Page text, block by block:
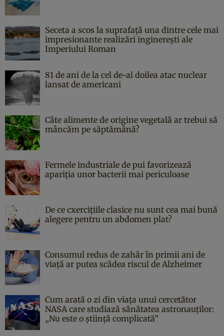
Seceta a scos la suprafață una dintre cele mai
impresionante realizări inginerești ale
Imperiului Roman
81 de ani de la cel de-al doilea atac nuclear
lansat de americani
Câte alimente de origine vegetală ar trebui să
mâncăm pe săptămână?
Fermele industriale de pui favorizează
apariția unor bacterii mai periculoase
De ce cxercițiile clasice nu sunt cea mai bună
alegere pentru un abdomen plat?
Consumul redus de zahăr în primii ani de
viață ar putea scădea riscul de Alzheimer
Cum arată o zi din viața unui cercetător
NASA care studiază sănătatea astronauților:
„Nu este o știință complicată”